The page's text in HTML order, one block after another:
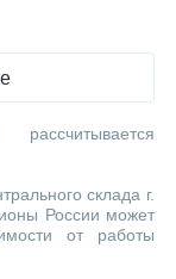
склада г.
России может
от работы